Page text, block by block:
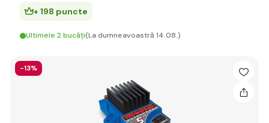
+ 198 puncte
Ultimele 2 bucăți(La dumneavoastră 14.08.)
-13%